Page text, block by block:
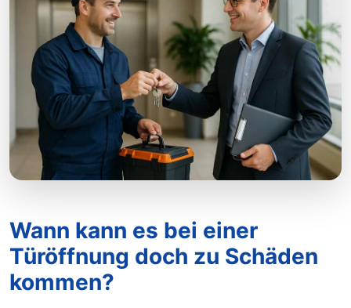
Wann kann es bei einer
Türöffnung doch zu Schäden
kommen?